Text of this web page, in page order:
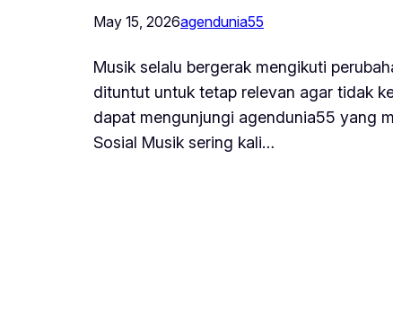
May 15, 2026agendunia55
Musik selalu bergerak mengikuti
dituntut untuk tetap relevan agar tidak
dapat mengunjungi agendunia55 yang
Sosial Musik sering kali…